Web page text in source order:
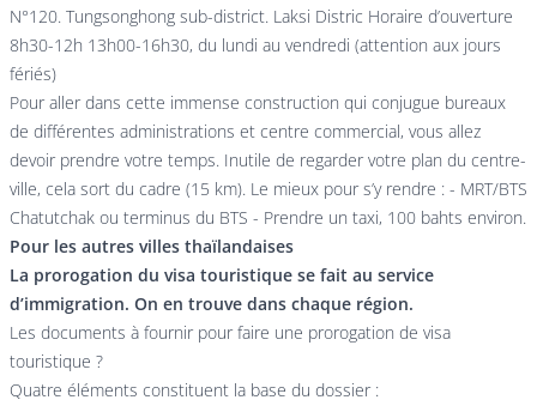
N°120. Tungsonghong sub-district. Laksi Distric Horaire d’ouverture
8h30-12h 13h00-16h30, du lundi au vendredi (attention aux jours
fériés)
Pour aller dans cette immense construction qui conjugue bureaux
de différentes administrations et centre commercial, vous allez
devoir prendre votre temps. Inutile de regarder votre plan du centre-
ville, cela sort du cadre (15 km). Le mieux pour s’y rendre : - MRT/BTS
Chatutchak ou terminus du BTS - Prendre un taxi, 100 bahts environ.
Pour les autres villes thaïlandaises
La prorogation du visa touristique se fait au service
d’immigration. On en trouve dans chaque région.
Les documents à fournir pour faire une prorogation de visa
touristique ?
Quatre éléments constituent la base du dossier :